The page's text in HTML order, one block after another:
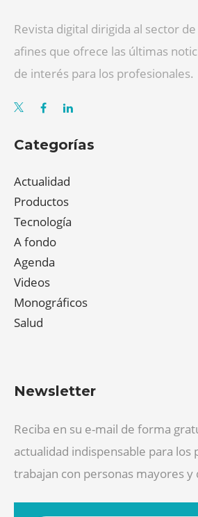
Revista digital dirigida al sector
afines que ofrece las últimas
de interés para los profesionales.
Categorías
Actualidad
Productos
Tecnología
A fondo
Agenda
Videos
Monográficos
Salud
Newsletter
Reciba en su e-mail de forma
actualidad indispensable para los
trabajan con personas mayores y